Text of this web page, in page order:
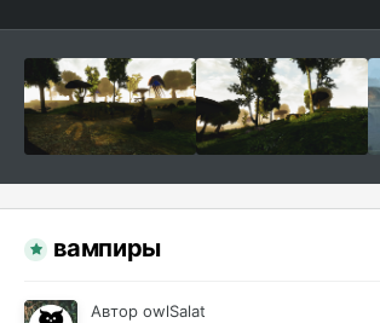
вампиры
Автор owlSalat